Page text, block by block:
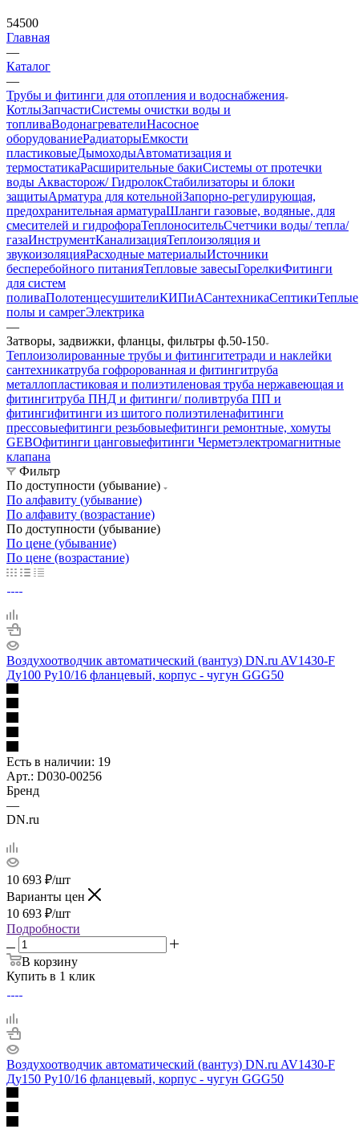
54500
Главная
—
Каталог
—
Трубы и фитинги для отопления и водоснабжения
КотлыЗапчастиСистемы очистки воды и
топливаВодонагревателиНасосное
оборудованиеРадиаторыЕмкости
пластиковыеДымоходыАвтоматизация и
термостатикаРасширительные бакиСистемы от протечки
воды Аквасторож/ ГидролокСтабилизаторы и блоки
защитыАрматура для котельнойЗапорно-регулирующая,
предохранительная арматураШланги газовые, водяные, для
смесителей и гидрофораТеплоносительСчетчики воды/ тепла/
газаИнструментКанализацияТеплоизоляция и
звукоизоляцияРасходные материалыИсточники
бесперебойного питанияТепловые завесыГорелкиФитинги
для систем
поливаПолотенцесушителиКИПиАСантехникаСептикиТеплые
полы и самрегЭлектрика
—
Затворы, задвижки, фланцы, фильтры ф.50-150
Теплоизолированные трубы и фитингитетради и наклейки
сантехникатруба гофророванная и фитингитруба
металлопластиковая и полиэтиленовая труба нержавеющая и
фитингитруба ПНД и фитинги/ поливтруба ПП и
фитингифитинги из шитого полиэтиленафитинги
прессовыефитинги резьбовыефитинги ремонтные, хомуты
GEBOфитинги цанговыефитинги Черметэлектромагнитные
клапана
Фильтр
По доступности (убывание)
По алфавиту (убывание)
По алфавиту (возрастание)
По доступности (убывание)
По цене (убывание)
По цене (возрастание)
Воздухоотводчик автоматический (вантуз) DN.ru AV1430-F
Ду100 Ру10/16 фланцевый, корпус - чугун GGG50
Есть в наличии: 19
Арт.: D030-00256
Бренд
—
DN.ru
10 693 ₽/шт
Варианты цен
10 693 ₽/шт
Подробности
В корзину
Купить в 1 клик
Воздухоотводчик автоматический (вантуз) DN.ru AV1430-F
Ду150 Ру10/16 фланцевый, корпус - чугун GGG50